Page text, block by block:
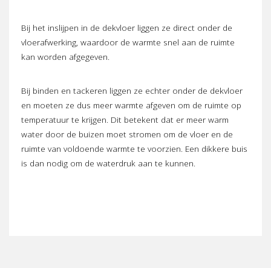
Bij het inslijpen in de dekvloer liggen ze direct onder de
vloerafwerking, waardoor de warmte snel aan de ruimte
kan worden afgegeven.
Bij binden en tackeren liggen ze echter onder de dekvloer
en moeten ze dus meer warmte afgeven om de ruimte op
temperatuur te krijgen. Dit betekent dat er meer warm
water door de buizen moet stromen om de vloer en de
ruimte van voldoende warmte te voorzien. Een dikkere buis
is dan nodig om de waterdruk aan te kunnen.